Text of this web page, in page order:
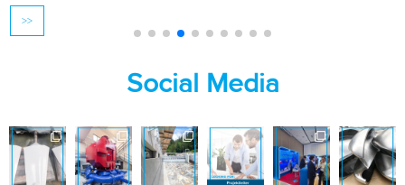
>>
Social Media